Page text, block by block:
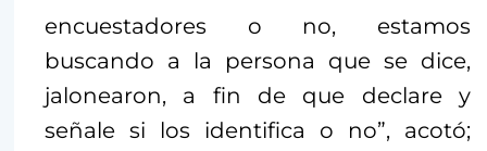
encuestadores o no, estamos
buscando a la persona que se dice,
jalonearon, a fin de que declare y
señale si los identifica o no”, acotó;